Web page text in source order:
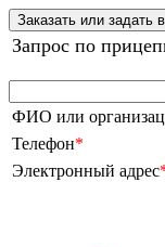
Заказать или задать
Запрос по
ФИО или
Телефон*
Электронный адрес